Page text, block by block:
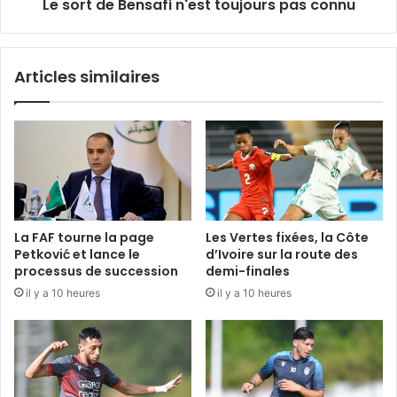
Le sort de Bensafi n'est toujours pas connu
Articles similaires
La FAF tourne la page
Petković et lance le
processus de succession
il y a 10 heures
Les Vertes fixées, la Côte
d’Ivoire sur la route des
demi-finales
il y a 10 heures